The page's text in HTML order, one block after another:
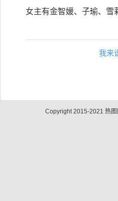
女主有金智媛、子瑜、雪
我来
Copyright 2015-2021 热